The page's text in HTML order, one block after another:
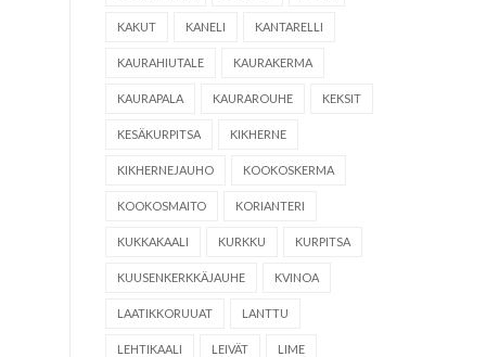
KAKUT KANELI KANTARELLI
KAURAHIUTALE KAURAKERMA
KAURAPALA KAURAROUHE KEKSIT
KESÄKURPITSA KIKHERNE
KIKHERNEJAUHO KOOKOSKERMA
KOOKOSMAITO KORIANTERI
KUKKAKAALI KURKKU KURPITSA
KUUSENKERKKÄJAUHE KVINOA
LAATIKKORUUAT LANTTU
LEHTIKAALI LEIVÄT LIME